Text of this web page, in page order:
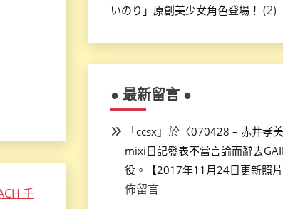
いのり」原創美少女角色登場！ (2)
● 最新留言 ●
「ccsx」於〈070428 – 赤井孝
mixi日記發表不當言論而辭去
役。【2017年11月24日更新照片
佈留言